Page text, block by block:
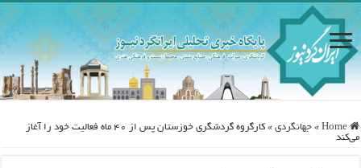
Home
» جهانگردی »
کارگروه گردشگری خوزستان پس از ۴۰ ماه فعالیت خود را آغاز
می‌کند